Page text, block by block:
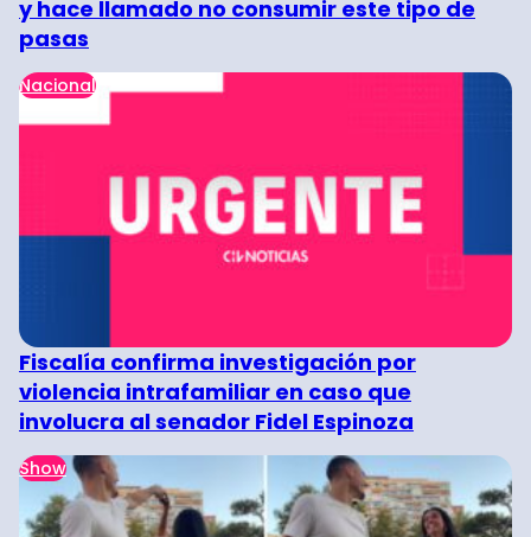
y hace llamado no consumir este tipo de
pasas
Nacional
Fiscalía confirma investigación por
violencia intrafamiliar en caso que
involucra al senador Fidel Espinoza
Show